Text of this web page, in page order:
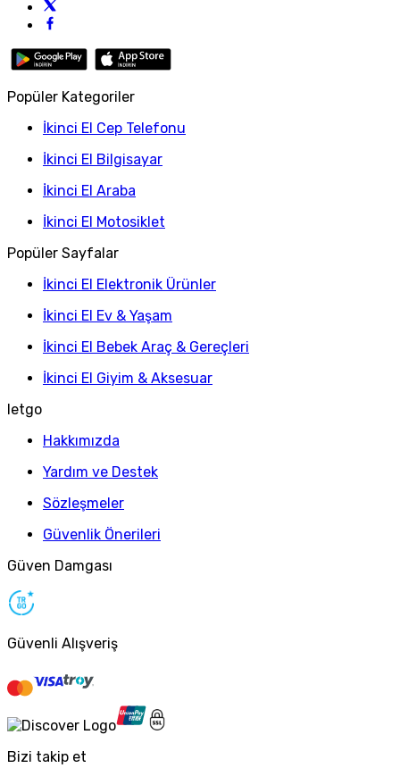
Popüler Kategoriler
İkinci El Cep Telefonu
İkinci El Bilgisayar
İkinci El Araba
İkinci El Motosiklet
Popüler Sayfalar
İkinci El Elektronik Ürünler
İkinci El Ev & Yaşam
İkinci El Bebek Araç & Gereçleri
İkinci El Giyim & Aksesuar
letgo
Hakkımızda
Yardım ve Destek
Sözleşmeler
Güvenlik Önerileri
Güven Damgası
Güvenli Alışveriş
Bizi takip et